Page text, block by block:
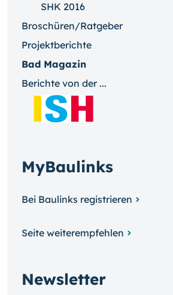
SHK 2016
Broschüren/Ratgeber
Projektberichte
Bad Magazin
Berichte von der ...
MyBaulinks
Bei Baulinks registrieren
Seite weiterempfehlen
Newsletter